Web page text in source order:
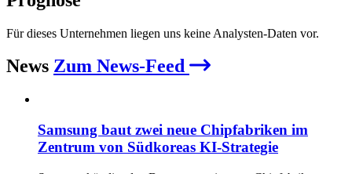
Für dieses Unternehmen liegen uns keine Analysten-Daten vor.
News Zum News-Feed
Samsung baut zwei neue Chipfabriken im
Zentrum von Südkoreas KI-Strategie